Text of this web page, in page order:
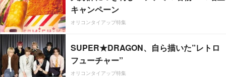
キャンペーン
オリコンタイアップ特集
SUPER★DRAGON、自ら描いた”レトロ
フューチャー”
オリコンタイアップ特集